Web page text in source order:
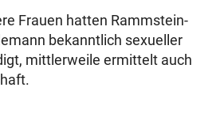
Frauen hatten Rammstein-
bekanntlich sexueller
mittlerweile ermittelt auch